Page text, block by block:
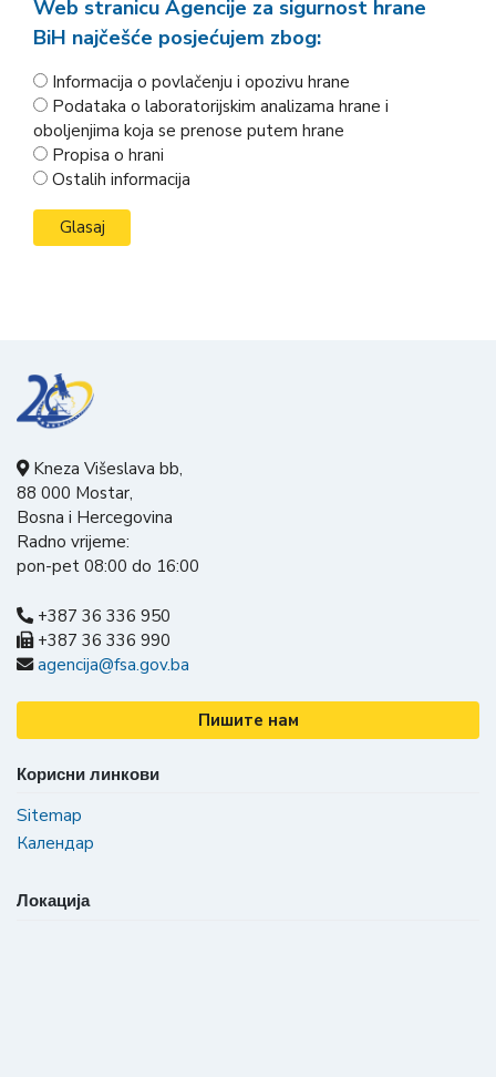
Web stranicu Agencije za sigurnost hrane
BiH najčešće posjećujem zbog:
Informacija o povlačenju i opozivu hrane
Podataka o laboratorijskim analizama hrane i
oboljenjima koja se prenose putem hrane
Propisa o hrani
Ostalih informacija
Kneza Višeslava bb,
88 000 Mostar,
Bosna i Hercegovina
Radno vrijeme:
pon-pet 08:00 do 16:00
+387 36 336 950
+387 36 336 990
agencija@fsa.gov.ba
Пишите нам
Корисни линкови
Sitemap
Календар
Локација